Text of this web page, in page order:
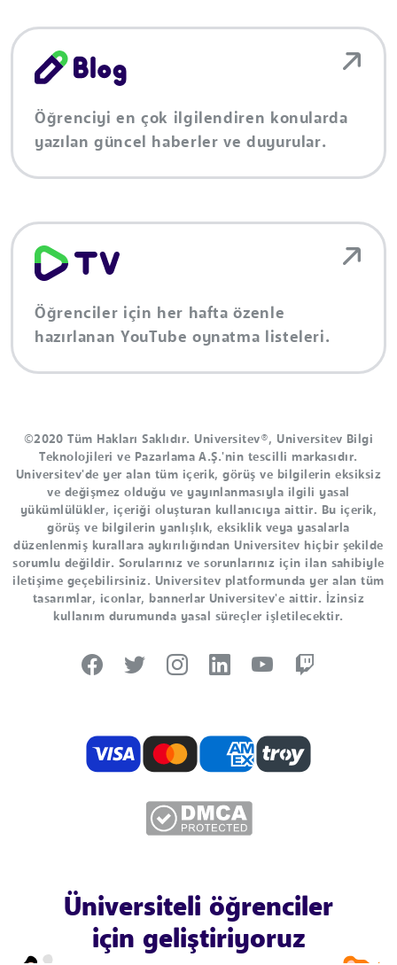
Öğrenciyi en çok ilgilendiren konularda
yazılan güncel haberler ve duyurular.
Öğrenciler için her hafta özenle
hazırlanan YouTube oynatma listeleri.
©2020 Tüm Hakları Saklıdır. Universitev®, Universitev Bilgi
Teknolojileri ve Pazarlama A.Ş.'nin tescilli markasıdır.
Universitev'de yer alan tüm içerik, görüş ve bilgilerin eksiksiz
ve değişmez olduğu ve yayınlanmasıyla ilgili yasal
yükümlülükler, içeriği oluşturan kullanıcıya aittir. Bu içerik,
görüş ve bilgilerin yanlışlık, eksiklik veya yasalarla
düzenlenmiş kurallara aykırılığından Universitev hiçbir şekilde
sorumlu değildir. Sorularınız ve sorunlarınız için ilan sahibiyle
iletişime geçebilirsiniz. Universitev platformunda yer alan tüm
tasarımlar, iconlar, bannerlar Universitev'e aittir. İzinsiz
kullanım durumunda yasal süreçler işletilecektir.
Üniversiteli öğrenciler
için geliştiriyoruz